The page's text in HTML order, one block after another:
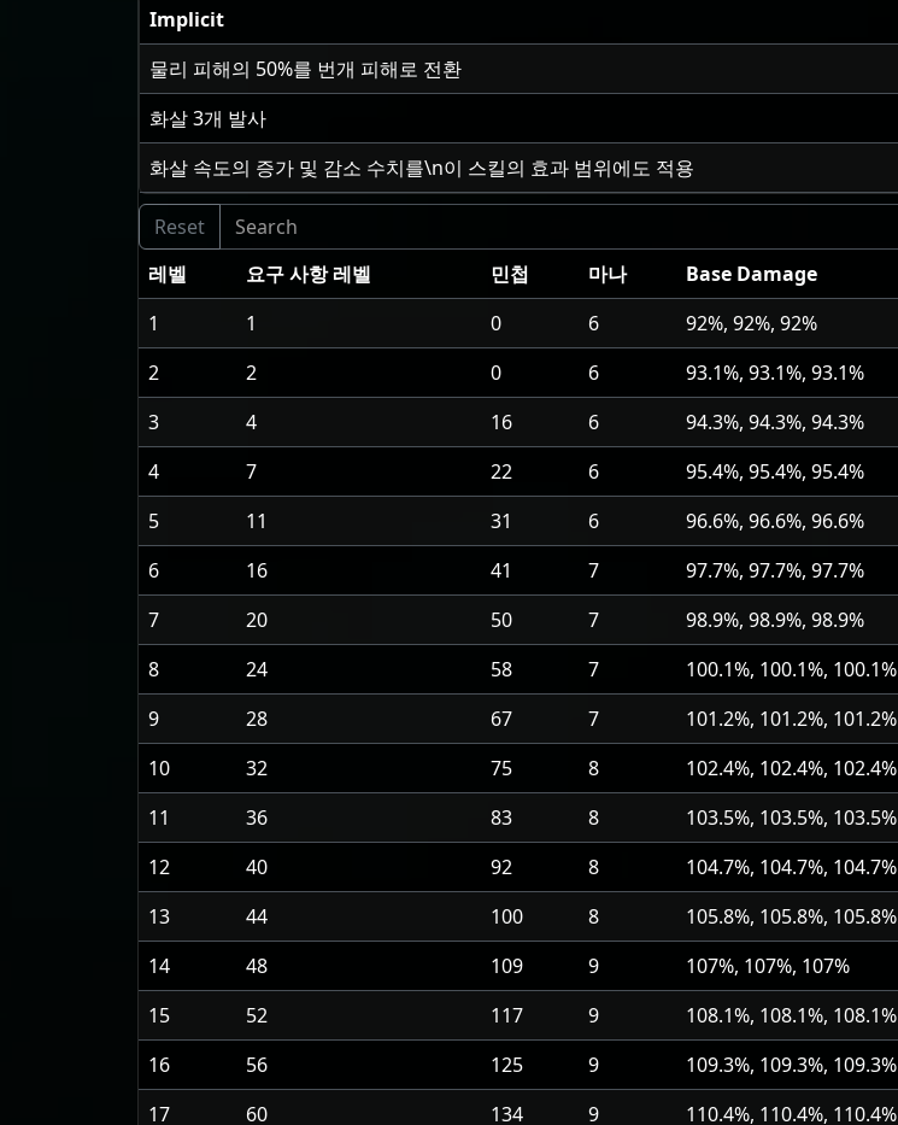
Implicit
물리 피해의 50%를 번개 피해로 전환
화살3개 발사
화살 속도의 증가 및 감소 수치를\n이 스킬의 효과 범위에도 적용
레벨 요구 사항 레벨 민첩 마나 Base Damage
1
1 0 6 92%, 92%, 92%
2
2 0 6 93.1%, 93.1%, 93.1%
3
4 16 6 94.3%, 94.3%, 94.3%
4
7 22 6 95.4%, 95.4%, 95.4%
5
11 31 6 96.6%, 96.6%, 96.6%
6
16 41 7 97.7%, 97.7%, 97.7%
7
20 50 7 98.9%, 98.9%, 98.9%
8
24 58 7 100.1%, 100.1%, 100.1%
9
28 67 7 101.2%, 101.2%, 101.2%
10
32 75 8 102.4%, 102.4%, 102.4%
11
36 83 8 103.5%, 103.5%, 103.5%
12
40 92 8 104.7%, 104.7%, 104.7%
13
44 100 8 105.8%, 105.8%, 105.8%
14
48 109 9 107%, 107%, 107%
15
52 117 9 108.1%, 108.1%, 108.1%
16
56 125 9 109.3%, 109.3%, 109.3%
17
60 134 9 110.4%, 110.4%, 110.4%